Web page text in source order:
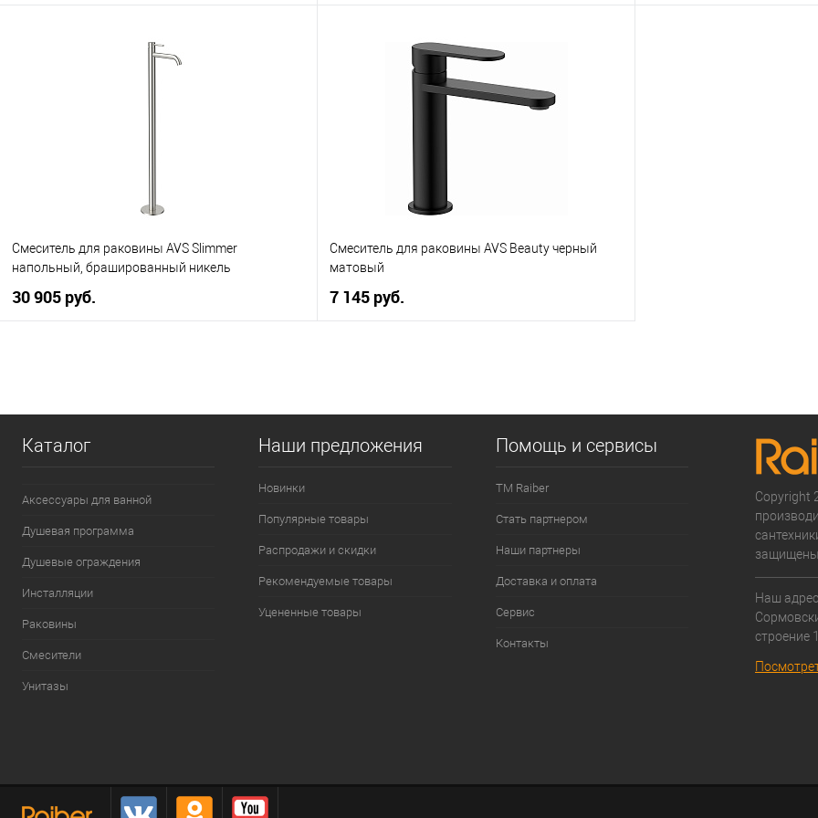
Купить в 1 клик
В избранное
В наличии
Смеситель для раковины AVS Slimmer
напольный, брашированный никель
30 905 руб.
Смеситель для раковины AVS Beauty черный
матовый
7 145 руб.
Каталог
Аксессуары для ванной
Душевая программа
Душевые ограждения
Инсталляции
Раковины
Смесители
Унитазы
Наши предложения
Новинки
Популярные товары
Распродажи и скидки
Рекомендуемые товары
Уцененные товары
Помощь и сервисы
ТМ Raiber
Стать партнером
Наши партнеры
Доставка и оплата
Сервис
Контакты
Copyright
Наш
строение